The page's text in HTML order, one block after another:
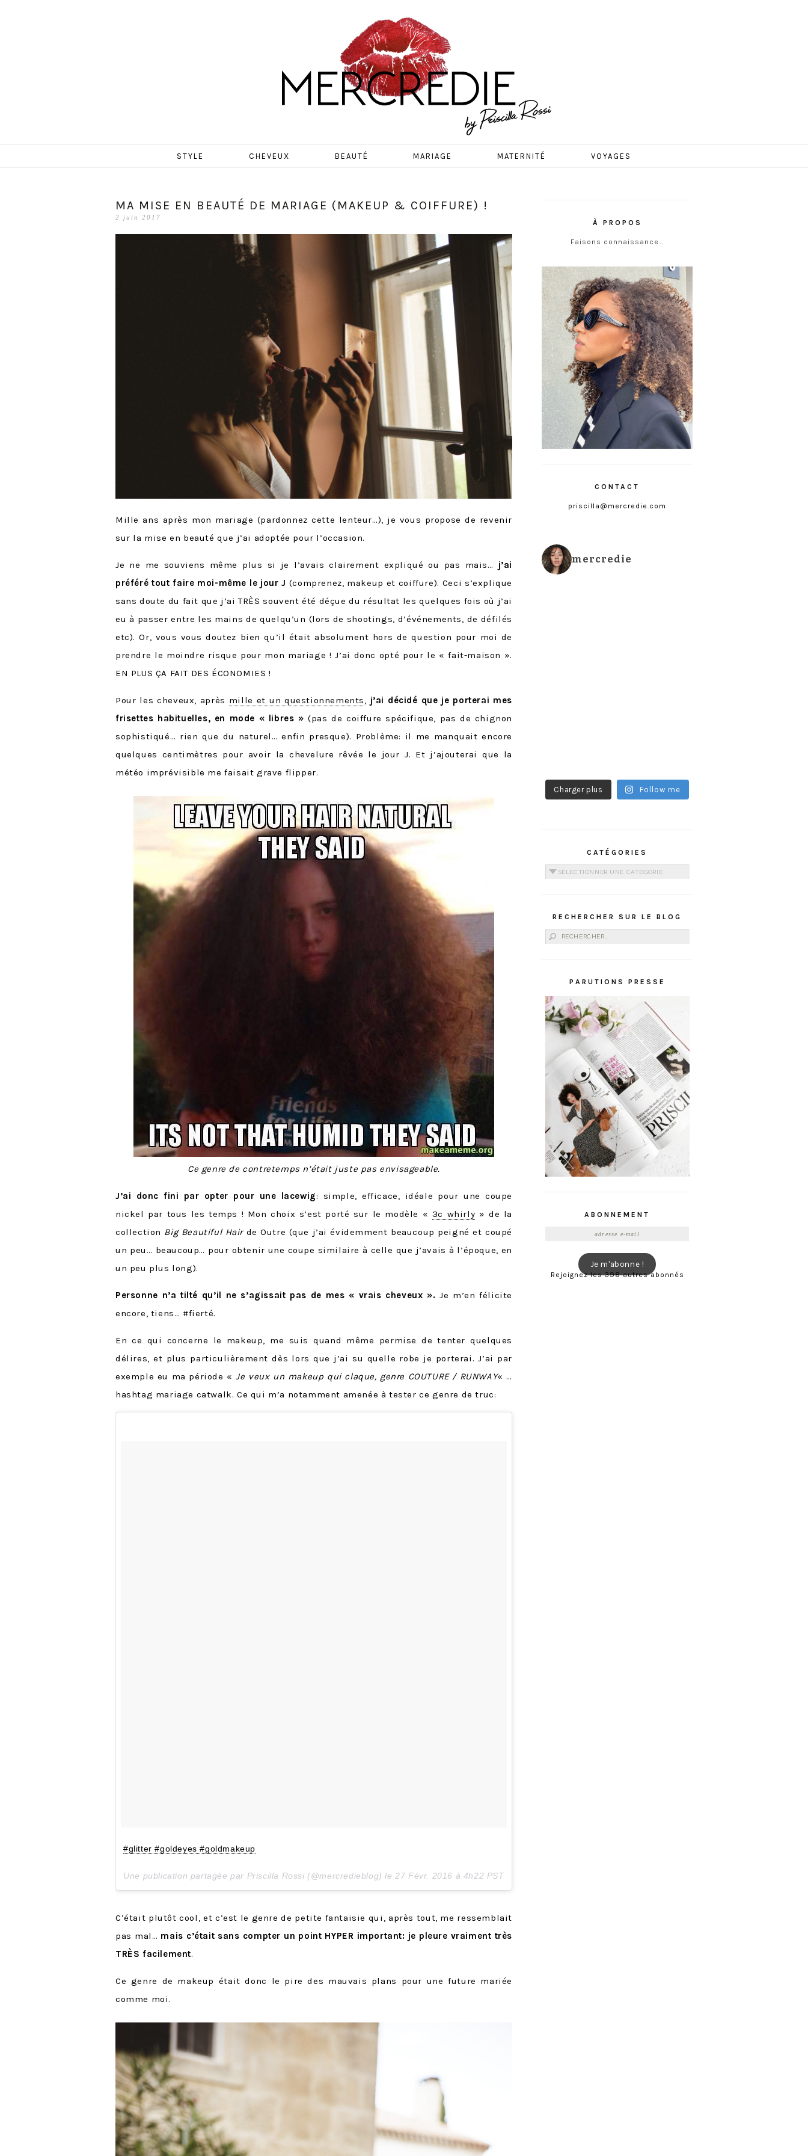
MERCREDIE
STYLE CHEVEUX BEAUTÉ MARIAGE MATERNITÉ VOYAGES
MA MISE EN BEAUTÉ DE MARIAGE (MAKEUP & COIFFURE) !
2 juin 2017
Mille ans après mon mariage (pardonnez cette lenteur…), je vous propose de revenir
sur la mise en beauté que j’ai adoptée pour l’occasion.
Je ne me souviens même plus si je l’avais clairement expliqué ou pas mais… j’ai
préféré tout faire moi-même le jour J (comprenez, makeup et coiffure). Ceci s’explique
sans doute du fait que j’ai TRÈS souvent été déçue du résultat les quelques fois où j’ai
eu à passer entre les mains de quelqu’un (lors de shootings, d’événements, de défilés
etc). Or, vous vous doutez bien qu’il était absolument hors de question pour moi de
prendre le moindre risque pour mon mariage ! J’ai donc opté pour le « fait-maison ».
EN PLUS ÇA FAIT DES ÉCONOMIES !
Pour les cheveux, après mille et un questionnements, j’ai décidé que je porterai mes
frisettes habituelles, en mode « libres » (pas de coiffure spécifique, pas de chignon
sophistiqué… rien que du naturel… enfin presque). Problème: il me manquait encore
quelques centimètres pour avoir la chevelure rêvée le jour J. Et j’ajouterai que la
météo imprévisible me faisait grave flipper.
Ce genre de contretemps n’était juste pas envisageable.
J’ai donc fini par opter pour une lacewig: simple, efficace, idéale pour une coupe
nickel par tous les temps ! Mon choix s’est porté sur le modèle « 3c whirly » de la
collection Big Beautiful Hairde Outre (que j’ai évidemment beaucoup peigné et coupé
un peu… beaucoup… pour obtenir une coupe similaire à celle que j’avais à l’époque, en
un peu plus long).
Personne n’a tilté qu’il ne s’agissait pas de mes « vrais cheveux ». Je m’en félicite
encore, tiens… #fierté.
En ce qui concerne le makeup, me suis quand même permise de tenter quelques
délires, et plus particulièrement dès lors que j’ai su quelle robe je porterai. J’ai par
exemple eu ma période «Je veux un makeup qui claque, genre COUTURE / RUNWAY« …
hashtag mariage catwalk. Ce qui m’a notamment amenée à tester ce genre de truc:
#glitter #goldeyes #goldmakeup
Une publication partagée par Priscilla Rossi (@mercredieblog) le27 Févr. 2016 à 4h22 PST
C’était plutôt cool, et c’est le genre de petite fantaisie qui, après tout, me ressemblait
pas mal… mais c’était sans compter un point HYPER important: je pleure vraiment très
TRÈS facilement.
Ce genre de makeup était donc le pire des mauvais plans pour une future mariée
comme moi.
À PROPOS
Faisons connaissance…
CONTACT
priscilla@mercredie.com
mercredie
Charger plus Follow me
CATÉGORIES
Catégories
RECHERCHER SUR LE BLOG
Rechercher :
PARUTIONS PRESSE
ABONNEMENT
Je m'abonne !
Rejoignez les 398 autres abonnés